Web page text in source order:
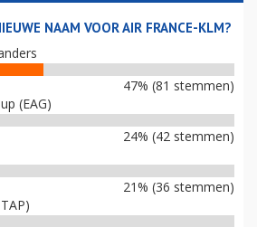
NAAM VOOR AIR FRANCE-KLM?
47% (81 stemmen)
(EAG)
24% (42 stemmen)
21% (36 stemmen)